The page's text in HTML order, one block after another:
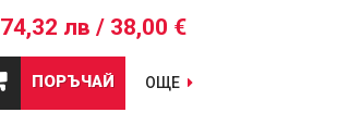
74,32 лв / 38,00 €
ПОРЪЧАЙ ОЩЕ